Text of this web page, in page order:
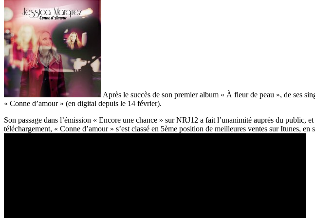
Après le succès de son premier album « À fleur de peau », de ses
« Conne d’amour » (en digital depuis le 14 février).
Son passage dans l’émission « Encore une chance » sur NRJ12 a fait l’unanimité auprès du
téléchargement, « Conne d’amour » s’est classé en 5ème position de meilleures ventes sur Itunes, en